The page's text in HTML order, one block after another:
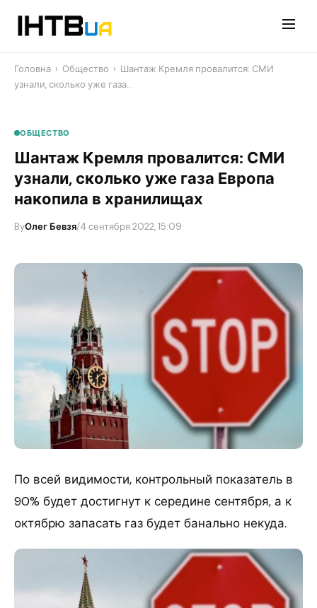
Головна › Общество › Шантаж Кремля провалится: СМИ
узнали, сколько уже газа…
ОБЩЕСТВО
Шантаж Кремля провалится: СМИ
узнали, сколько уже газа Европа
накопила в хранилищах
ByОлег Бевзя/4 сентября 2022, 15:09
По всей видимости, контрольный показатель в
90% будет достигнут к середине сентября, а к
октябрю запасать газ будет банально некуда.